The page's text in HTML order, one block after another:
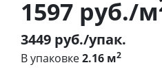
1597 руб./м
3449 руб./упак.
В упаковке2.16 м2